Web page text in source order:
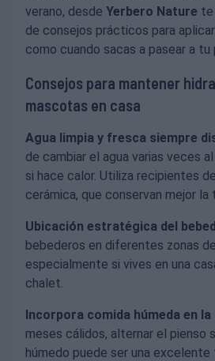
verano, desde Yerbero Nature te
de consejos prácticos para
como cuando sacas a pasear a tu
Consejos para mantener
mascotas en casa
Agua limpia y fresca siempre
de cambiar el agua varias veces
si hace calor. Utiliza recipientes
cerámica, que conservan mejor la
Ubicación estratégica del
bebederos en diferentes zonas
especialmente si vives en una
chalet.
Incorpora comida húmeda en la
meses cálidos, alternar el pienso
húmedo puede ser una